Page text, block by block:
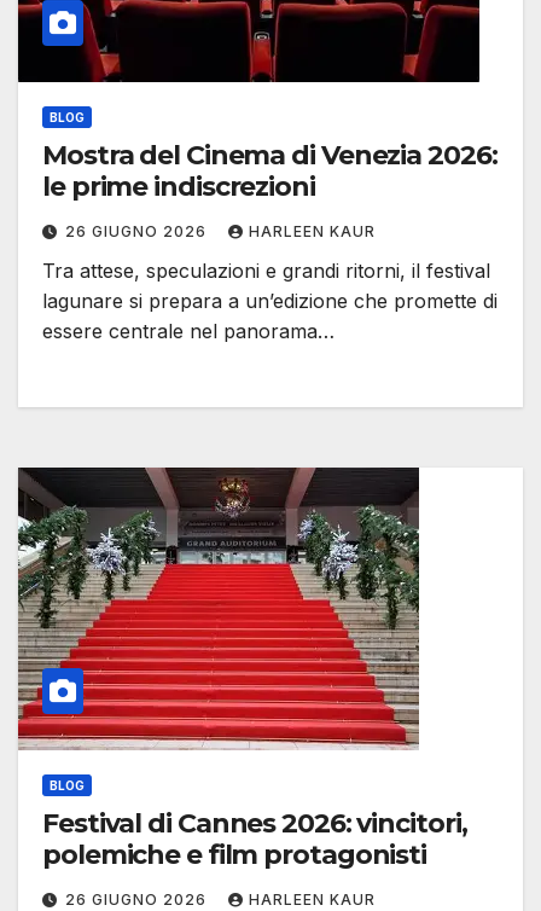
BLOG
Mostra del Cinema di Venezia 2026:
le prime indiscrezioni
26 GIUGNO 2026 HARLEEN KAUR
Tra attese, speculazioni e grandi ritorni, il festival
lagunare si prepara a un’edizione che promette di
essere centrale nel panorama…
BLOG
Festival di Cannes 2026: vincitori,
polemiche e film protagonisti
26 GIUGNO 2026 HARLEEN KAUR